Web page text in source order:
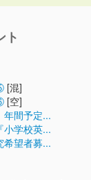
ト
[混]
[空]
間予定...
小学校英...
希望者募...